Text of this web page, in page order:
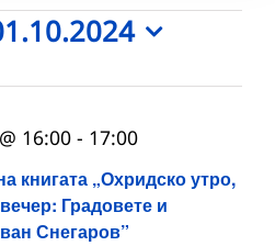
книгата „Охридско утро,
Градовете и
Снегаров”
16:00 - 17:00